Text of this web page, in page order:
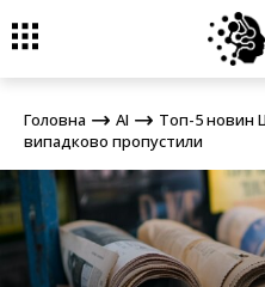
Головна
Топ-5 новин ШІ
пропустили
Головна AI
Топ-5 новин
випадково пропустили